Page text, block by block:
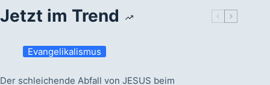
Jetzt im Trend
Evangelikalismus
Der schleichende Abfall von JESUS beim